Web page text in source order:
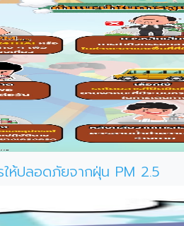
ให้ปลอดภัยจากฝุ่น PM 2.5